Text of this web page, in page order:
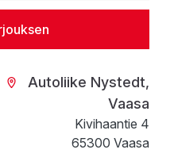
Autoliike Nystedt,
Vaasa
Kivihaantie 4
65300 Vaasa